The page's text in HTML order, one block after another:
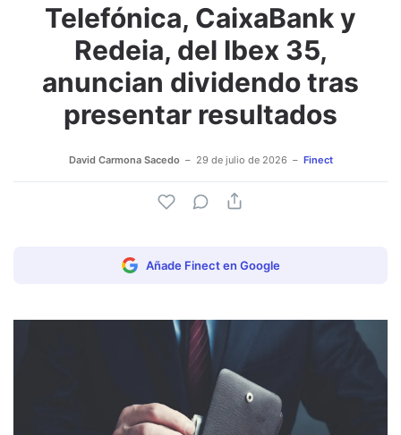
Telefónica, CaixaBank y
Redeia, del Ibex 35,
anuncian dividendo tras
presentar resultados
David Carmona Sacedo 29 de julio de 2026 Finect
Añade Finect en Google